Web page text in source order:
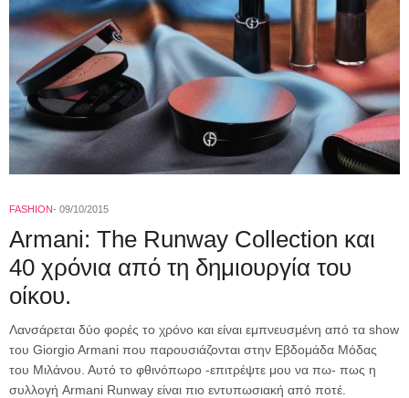
FASHION 09/10/2015
Armani: The Runway Collection και
40 χρόνια από τη δημιουργία του
οίκου.
Λανσάρεται δύο φορές το χρόνο και είναι εμπνευσμένη από τα show
του Giorgio Armani που παρουσιάζονται στην Εβδομάδα Μόδας
του Μιλάνου. Αυτό το φθινόπωρο -επιτρέψτε μου να πω- πως η
συλλογή Armani Runway είναι πιο εντυπωσιακή από ποτέ.